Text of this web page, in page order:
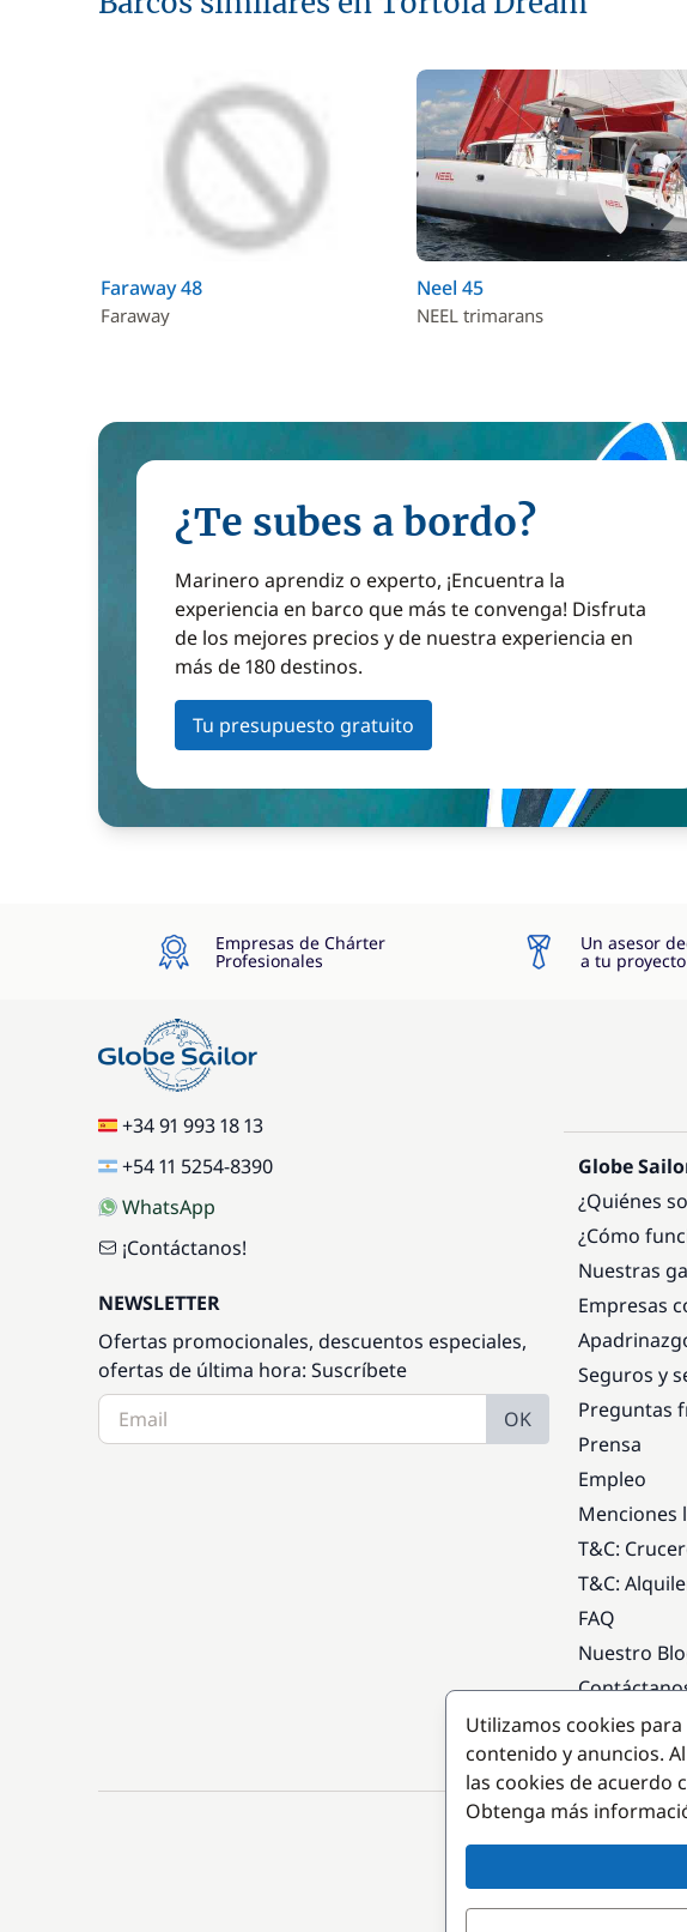
Faraway 48
Faraway
Neel 45
NEEL trimarans
¿Te subes a bordo?
Marinero aprendiz o experto, ¡Encuentra la
experiencia en barco que más te convenga! Disfruta
de los mejores precios y de nuestra experiencia en
más de 180 destinos.
Tu presupuesto gratuito
Empresas de Chárter
Profesionales
Un asesor
a tu proyecto
+34 91 993 18 13
+54 11 5254-8390
WhatsApp
¡Contáctanos!
NEWSLETTER
Ofertas promocionales, descuentos especiales,
ofertas de última hora: Suscríbete
OK
Globe
¿Quiénes
¿Cómo
Nuestras
Empresas
Seguros y
Preguntas
Prensa
Empleo
Menciones
T&C:
T&C:
FAQ
Nuestro
Destinos
Utilizamos cookies
contenido y anuncios.
las cookies de acuerdo
Obtenga más